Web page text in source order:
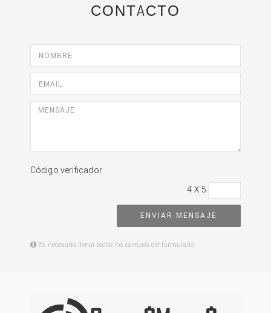
CONTACTO
Código verificador
4 X 5
ENVIAR MENSAJE
Es necesario llenar todos los campos del formulario